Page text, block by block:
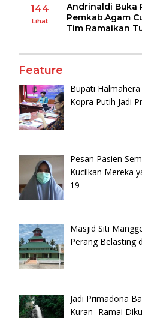
144
Lihat
Andrinaldi Buka
Pemkab.Agam
Tim Ramaikan
Feature
Bupati
Kopra Putih Jadi
Pesan Pasien
Kucilkan Mereka
19
Masjid Siti
Perang Belasting
Jadi Primadona
Kuran- Ramai